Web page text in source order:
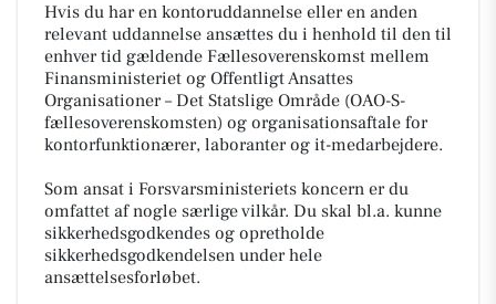
Hvis du har en kontoruddannelse eller en anden
relevant uddannelse ansættes du i henhold til den til
enhver tid gældende Fællesoverenskomst mellem
Finansministeriet og Offentligt Ansattes
Organisationer – Det Statslige Område (OAO-S-
fællesoverenskomsten) og organisationsaftale for
kontorfunktionærer, laboranter og it-medarbejdere.
Som ansat i Forsvarsministeriets koncern er du
omfattet af nogle særlige vilkår. Du skal bl.a. kunne
sikkerhedsgodkendes og opretholde
sikkerhedsgodkendelsen under hele
ansættelsesforløbet.